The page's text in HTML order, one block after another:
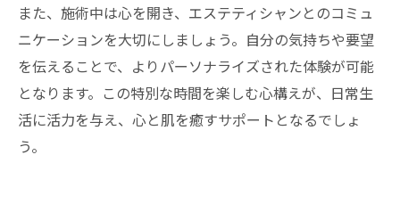
また、施術中は心を開き、エステティシャンとのコミュ
ニケーションを大切にしましょう。自分の気持ちや要望
を伝えることで、よりパーソナライズされた体験が可能
となります。この特別な時間を楽しむ心構えが、日常生
活に活力を与え、心と肌を癒すサポートとなるでしょ
う。